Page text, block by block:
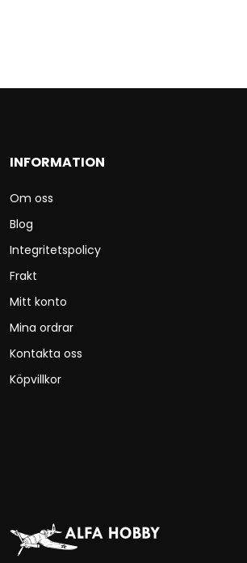
INFORMATION
Om oss
Blog
Integritetspolicy
Frakt
Mitt konto
Mina ordrar
Kontakta oss
Köpvillkor